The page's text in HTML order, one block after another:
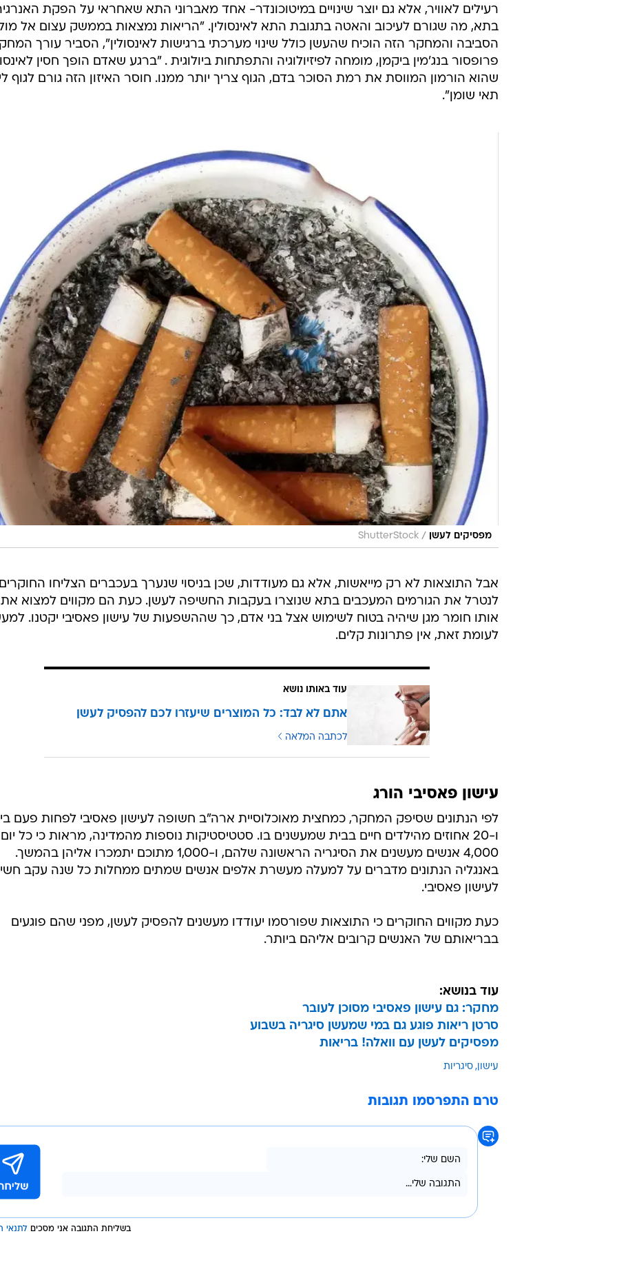
רעילים לאוויר, אלא גם יוצר שינויים במיטוכונדר- אחד מאברוני התא שאחראי על הפקת
בתא, מה שגורם לעיכוב והאטה בתגובת התא לאינסולין. "הריאות נמצאות בממשק עצום אל
הסביבה והמחקר הזה הוכיח שהעשן כולל שינוי מערכתי ברגישות לאינסולין", הסביר עורך
פרופסור בנג'מין ביקמן, מומחה לפיזיולוגיה והתפתחות ביולוגית . "ברגע שאדם הופך חסין
שהוא הורמון המווסת את רמת הסוכר בדם, הגוף צריך יותר ממנו. חוסר האיזון הזה גורם לגוף
תאי שומן".
מפסיקים לעשן /
ShutterStock
אבל התוצאות לא רק מייאשות, אלא גם מעודדות, שכן בניסוי שנערך בעכברים הצליחו
לנטרל את הגורמים המעכבים בתא שנוצרו בעקבות החשיפה לעשן. כעת הם מקווים למצוא את
אותו חומר מגן שיהיה בטוח לשימוש אצל בני אדם, כך שההשפעות של עישון פאסיבי יקטנו.
לעומת זאת, אין פתרונות קלים.
עוד באותו נושא
אתם לא לבד: כל המוצרים שיעזרו לכם להפסיק לעשן
לכתבה המלאה
עישון פאסיבי הורג
לפי הנתונים שסיפק המחקר, כמחצית מאוכלוסיית ארה"ב חשופה לעישון פאסיבי לפחות פעם
ו-20 אחוזים מהילדים חיים בבית שמעשנים בו. סטטיסטיקות נוספות מהמדינה, מראות כי כל יום
4,000 אנשים מעשנים את הסיגריה הראשונה שלהם, ו-1,000 מתוכם יתמכרו אליהן בהמשך.
באנגליה הנתונים מדברים על למעלה מעשרת אלפים אנשים שמתים ממחלות כל שנה עקב
לעישון פאסיבי.
כעת מקווים החוקרים כי התוצאות שפורסמו יעודדו מעשנים להפסיק לעשן, מפני שהם פוגעים
בבריאותם של האנשים קרובים אליהם ביותר.
עוד בנושא:
מחקר: גם עישון פאסיבי מסוכן לעובר
סרטן ריאות פוגע גם במי שמעשן סיגריה בשבוע
מפסיקים לעשן עם וואלה! בריאות
עישון סיגריות
טרם התפרסמו תגובות
בשליחת התגובה אני מסכים לתנאי